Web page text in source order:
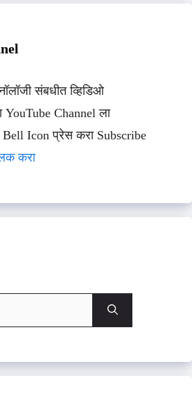
संबधीत व्हिडिओ
YouTube Channel ला
Bell Icon प्रेस करा Subscribe
करा